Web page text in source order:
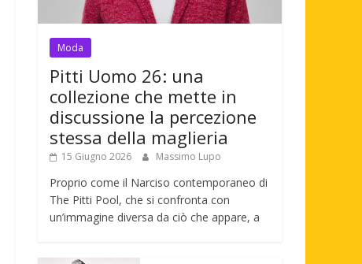
Moda
Pitti Uomo 26: una
collezione che mette in
discussione la percezione
stessa della maglieria
15 Giugno 2026 Massimo Lupo
Proprio come il Narciso contemporaneo di
The Pitti Pool, che si confronta con
un’immagine diversa da ciò che appare, a